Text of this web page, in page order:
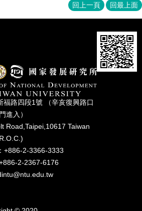
回上一頁 回最上面
福路四段1號 （辛亥復興路⼝
進入）
Road,Taipei,10617 Taiwan
+886-2-3366-3333
2-2367-6176